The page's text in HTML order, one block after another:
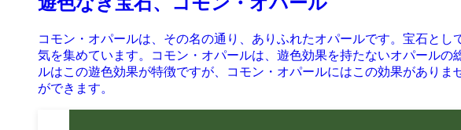
コモン・オパールは、その名の通り、ありふれたオパールです。宝石と
気を集めています。コモン・オパールは、遊色効果を持たないオパール
ルはこの遊色効果が特徴ですが、コモン・オパールにはこの効果があり
ができます。